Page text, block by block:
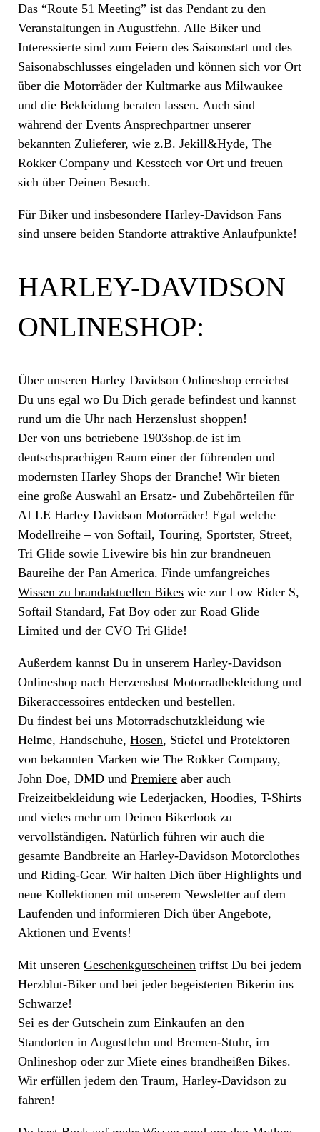
Das “Route 51 Meeting” ist das Pendant zu den
Veranstaltungen in Augustfehn. Alle Biker und
Interessierte sind zum Feiern des Saisonstart und des
Saisonabschlusses eingeladen und können sich vor Ort
über die Motorräder der Kultmarke aus Milwaukee
und die Bekleidung beraten lassen. Auch sind
während der Events Ansprechpartner unserer
bekannten Zulieferer, wie z.B. Jekill&Hyde, The
Rokker Company und Kesstech vor Ort und freuen
sich über Deinen Besuch.
Für Biker und insbesondere Harley-Davidson Fans
sind unsere beiden Standorte attraktive Anlaufpunkte!
HARLEY-DAVIDSON
ONLINESHOP:
Über unseren Harley Davidson Onlineshop erreichst
Du uns egal wo Du Dich gerade befindest und kannst
rund um die Uhr nach Herzenslust shoppen!
Der von uns betriebene 1903shop.de ist im
deutschsprachigen Raum einer der führenden und
modernsten Harley Shops der Branche! Wir bieten
eine große Auswahl an Ersatz- und Zubehörteilen für
ALLE Harley Davidson Motorräder! Egal welche
Modellreihe – von Softail, Touring, Sportster, Street,
Tri Glide sowie Livewire bis hin zur brandneuen
Baureihe der Pan America. Findeumfangreiches
Wissen zu brandaktuellen Bikes wie zur Low Rider S,
Softail Standard, Fat Boy oder zur Road Glide
Limited und der CVO Tri Glide!
Außerdem kannst Du in unserem Harley-Davidson
Onlineshop nach Herzenslust Motorradbekleidung und
Bikeraccessoires entdecken und bestellen.
Du findest bei uns Motorradschutzkleidung wie
Helme, Handschuhe,Hosen, Stiefel und Protektoren
von bekannten Marken wie The Rokker Company,
John Doe, DMD undPremiere aber auch
Freizeitbekleidung wie Lederjacken, Hoodies, T-Shirts
und vieles mehr um Deinen Bikerlook zu
vervollständigen. Natürlich führen wir auch die
gesamte Bandbreite an Harley-Davidson Motorclothes
und Riding-Gear. Wir halten Dich über Highlights und
neue Kollektionen mit unserem Newsletter auf dem
Laufenden und informieren Dich über Angebote,
Aktionen und Events!
Mit unserenGeschenkgutscheinen triffst Du bei jedem
Herzblut-Biker und bei jeder begeisterten Bikerin ins
Schwarze!
Sei es der Gutschein zum Einkaufen an den
Standorten in Augustfehn und Bremen-Stuhr, im
Onlineshop oder zur Miete eines brandheißen Bikes.
Wir erfüllen jedem den Traum, Harley-Davidson zu
fahren!